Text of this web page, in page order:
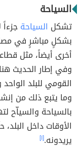
السياحة
تشكل السياحة
بشكلٍ مباشرٍ في
أخرى أيضاً، مثل
وفي إطار الحديث
القومي للبلد
وما يتبع ذلك من
بالسياحة والسياّح
الأوقات داخل
يريدونه.[١]